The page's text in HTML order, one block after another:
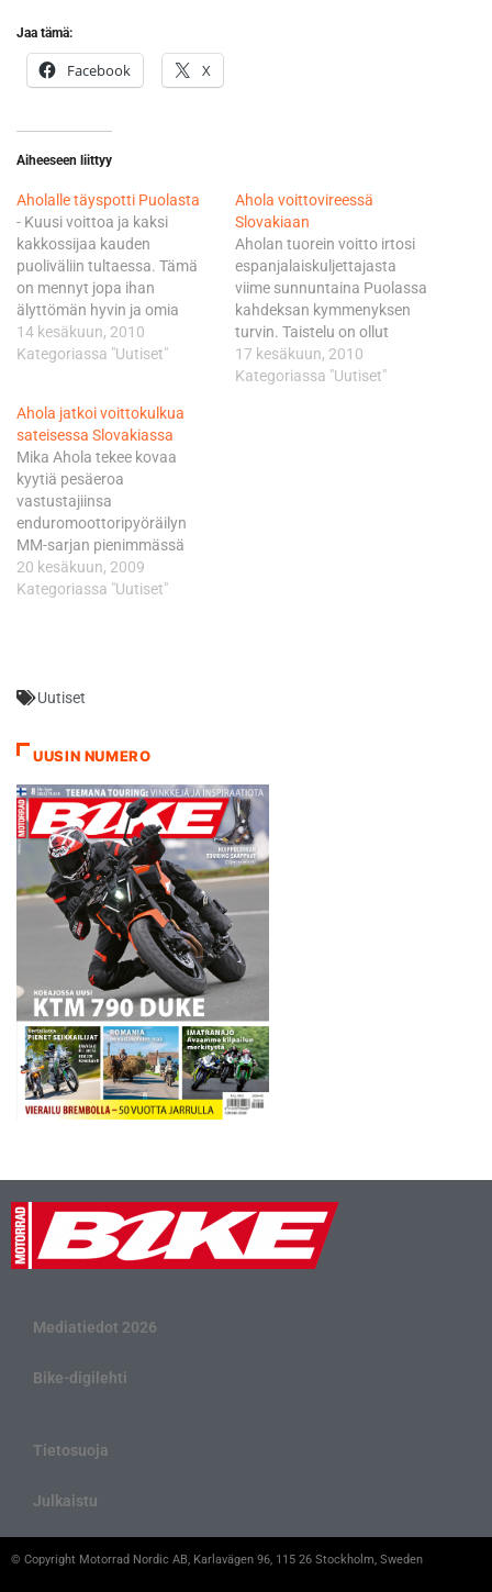
Jaa tämä:
Facebook X
Aiheeseen liittyy
Aholalle täyspotti Puolasta
- Kuusi voittoa ja kaksi
kakkossijaa kauden
puoliväliin tultaessa. Tämä
on mennyt jopa ihan
älyttömän hyvin ja omia
ennakkolaskelmia
paremmin. Laskeskelin MM-
toinen puolisko on parempi,
myhäili Ahola. Ahola peittosi
Puolan kisan jälkimmäisenä
päivänä käytännössä
ainoan uhkaajansa, eli
espanjalaisen Ivan
Cervantesin äärimmäisen
tiukassa taistelussa vain…
14 kesäkuun, 2010
Kategoriassa "Uutiset"
Ahola voittovireessä
Slovakiaan
Aholan tuorein voitto irtosi
espanjalaiskuljettajasta
viime sunnuntaina Puolassa
kahdeksan kymmenyksen
turvin. Taistelu on ollut
todella tiukkaa ja tulista, sillä
Italiassa vääntö päättyi vain
17 kesäkuun, 2010
Kategoriassa "Uutiset"
Ahola jatkoi voittokulkua
sateisessa Slovakiassa
Mika Ahola tekee kovaa
kyytiä pesäeroa
vastustajiinsa
enduromoottoripyöräilyn
MM-sarjan pienimmässä
luokassa. Viime
viikonvaihteena täyden potin
avauspäivän karmeissa
kasvattaen MM-johtonsa 36
pisteeseen. Muista
suomalaiskuljettajista
juhannuspäivänä Puchovin
palkintokorokkeelle nousi
enduro 3-luokassa toiseksi
kiirehtinyt Samuli Aro. Juha
Salminen ajoi 2-luokassa…
20 kesäkuun, 2009
Kategoriassa "Uutiset"
Uutiset
UUSIN NUMERO
Mediatiedot 2026
Bike-digilehti
Tietosuoja
Julkaistu
© Copyright Motorrad Nordic AB, Karlavägen 96, 115 26 Stockholm, Sweden